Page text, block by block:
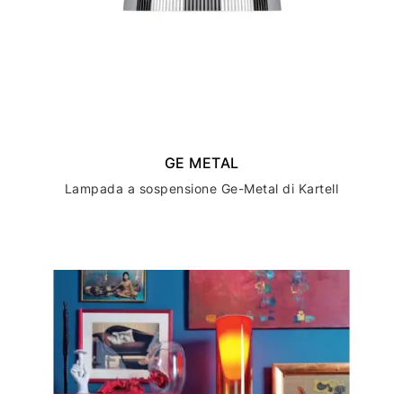
GE METAL
Lampada a sospensione Ge-Metal di Kartell